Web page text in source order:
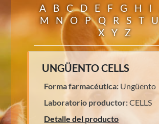
A B C D E F G H I
M
N O P Q R S T U
X
Y Z
UNGÜENTO CELLS
Forma farmacéutica: Ungüento
Laboratorio productor:CELLS
Detalle del producto